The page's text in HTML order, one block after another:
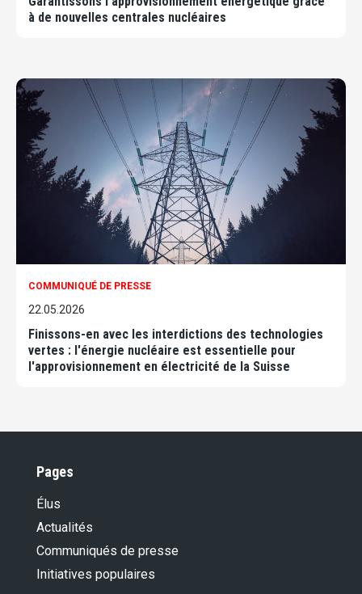
à de nouvelles centrales nucléaires
COMMUNIQUÉ DE PRESSE
22.05.2026
Finissons-en avec les interdictions des technologies
vertes : l'énergie nucléaire est essentielle pour
l'approvisionnement en électricité de la Suisse
Pages
Élus
Actualités
Communiqués de presse
Initiatives populaires